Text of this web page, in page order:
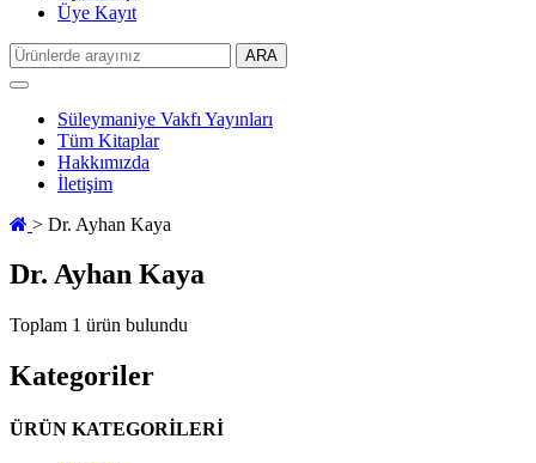
Üye Kayıt
ARA
Toggle
navigationSüleymaniye Vakfı Yayınları
Tüm Kitaplar
Hakkımızda
İletişim
> Dr. Ayhan Kaya
Dr. Ayhan Kaya
Toplam 1 ürün bulundu
Kategoriler
ÜRÜN KATEGORİLERİ